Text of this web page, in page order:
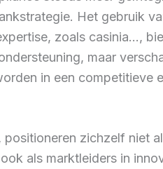
Het gebruik
zoals casinia…,
maar
in een competitieve
zichzelf niet
als marktleiders in